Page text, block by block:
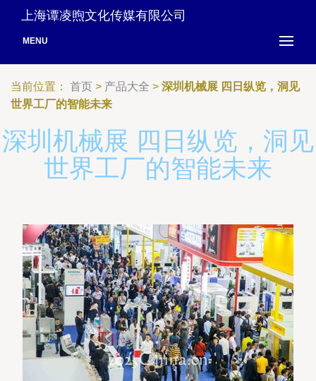
上海谭凌煦文化传媒有限公司
MENU
当前位置： 首页 > 产品大全 > 深圳机械展 四日纵览，洞见
世界工厂的智能未来
深圳机械展 四日纵览，洞见
世界工厂的智能未来